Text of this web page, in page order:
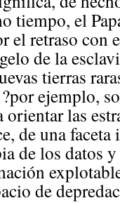
tiempo, el
el retraso con
de la
tierras
ejemplo,
las
de una faceta
de los datos
de